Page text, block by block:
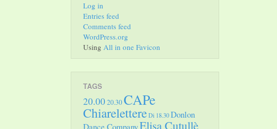
Log in
Entries feed
Comments feed
WordPress.org
Using All in one Favicon
TAGS
20.00 20.30CAPe
ChiarelettereDi 18.30Donlon
Elisa Cutullè